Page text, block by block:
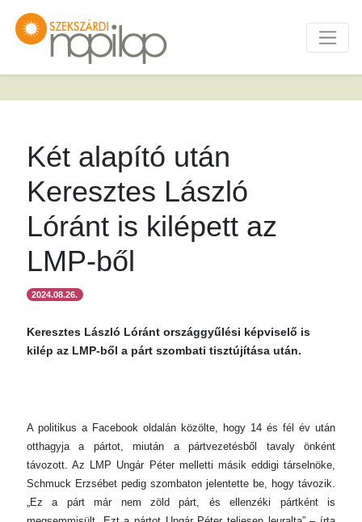
Két alapító után
Keresztes László
Lóránt is kilépett az
LMP-ből
2024.08.26.
Keresztes László Lóránt országgyűlési képviselő is
kilép az LMP-ből a párt szombati tisztújítása után.
A politikus a Facebook oldalán közölte, hogy 14 és fél év után
otthagyja a pártot, miután a pártvezetésből tavaly önként
távozott. Az LMP Ungár Péter melletti másik eddigi társelnöke,
Schmuck Erzsébet pedig szombaton jelentette be, hogy távozik.
„Ez a párt már nem zöld párt, és ellenzéki pártként is